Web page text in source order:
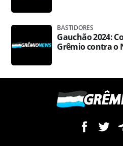
BASTIDORES
Gauchão 2024:
Grêmio contra o